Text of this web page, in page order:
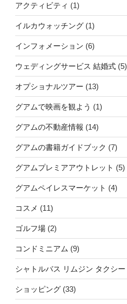
ナ
ル
ニ
ュ
メ
ト
制
定”
アクティビティ (1)
イルカウォッチング (1)
インフォメーション (6)
ウェディングサービス 結婚式 (5)
オプショナルツアー (13)
グアムで映画を観よう (1)
グアムの不動産情報 (14)
グアムの書籍ガイドブック (7)
グアムプレミアアウトレット (5)
グアムペイレスマーケット (4)
コスメ (11)
ゴルフ場 (2)
コンドミニアム (9)
シャトルバス リムジン タクシー
ショッピング (33)